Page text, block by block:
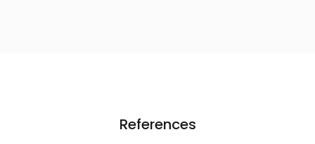
References